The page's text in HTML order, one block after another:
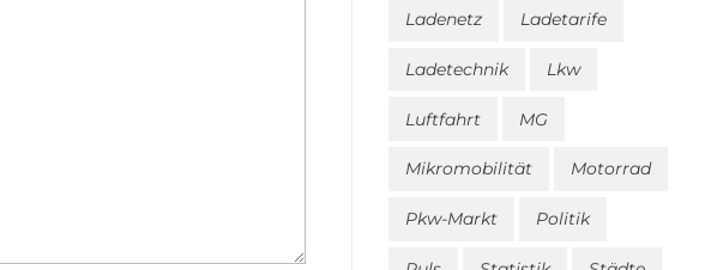
Ladenetz Ladetarife
Ladetechnik Lkw
Luftfahrt MG
Mikromobilität Motorrad
Pkw-Markt Politik